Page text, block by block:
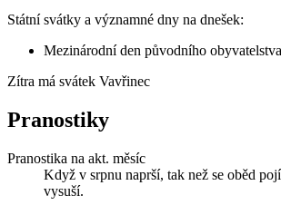
Státní svátky a významné dny na dnešek:
Mezinárodní den původního obyvatelstva
Zítra má svátek Vavřinec
Pranostiky
Pranostika na akt. měsíc
Když v srpnu naprší, tak než se oběd
vysuší.